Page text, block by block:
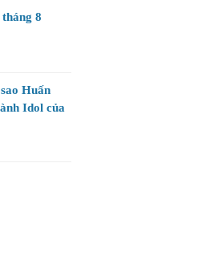
8
Huấn
Idol của